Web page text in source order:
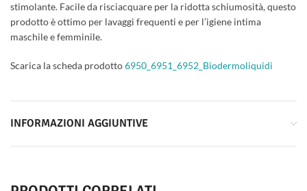
stimolante. Facile da risciacquare per la ridotta schiumosità, questo
prodotto è ottimo per lavaggi frequenti e per l’igiene intima
maschile e femminile.
Scarica la scheda prodotto6950_6951_6952_Biodermoliquidi
INFORMAZIONI AGGIUNTIVE